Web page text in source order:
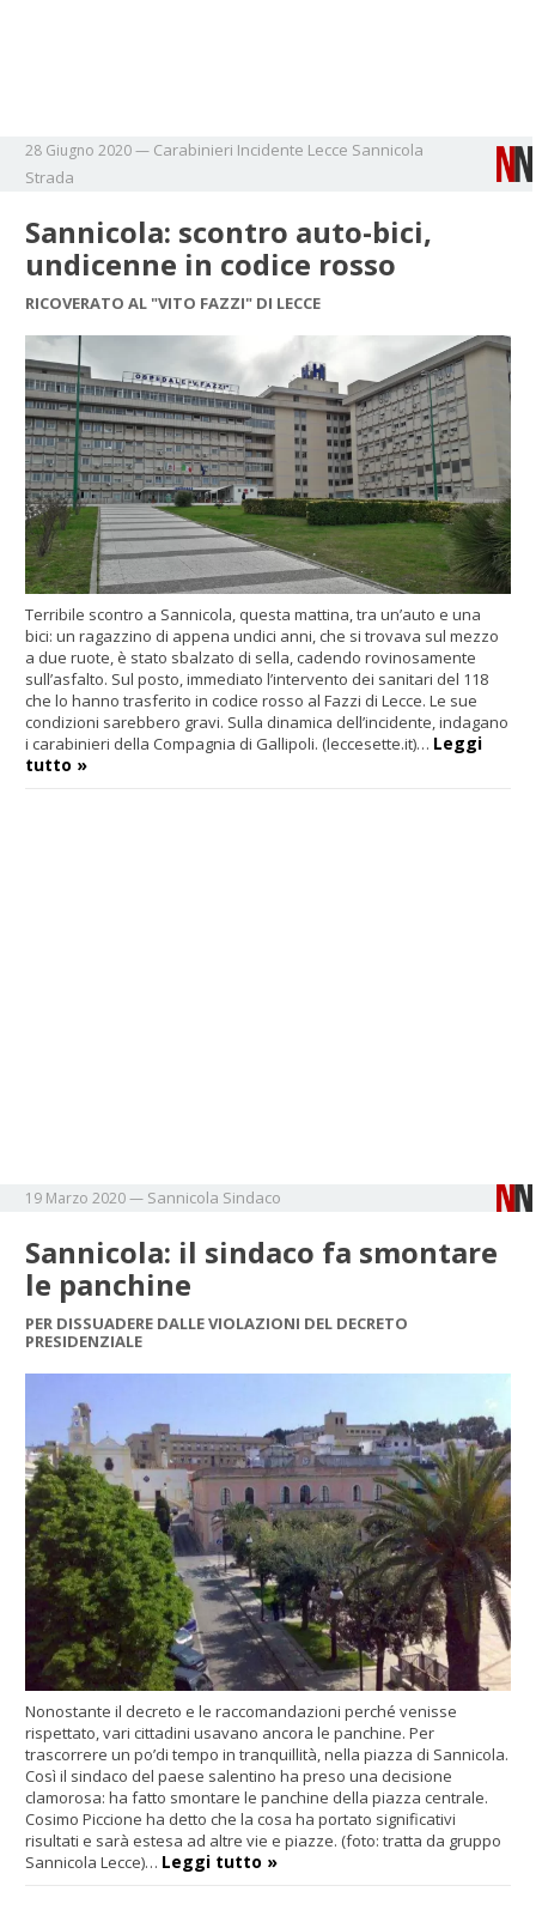
28 Giugno 2020— Carabinieri Incidente Lecce Sannicola
Strada
Sannicola: scontro auto-bici,
undicenne in codice rosso
RICOVERATO AL "VITO FAZZI" DI LECCE
Terribile scontro a Sannicola, questa mattina, tra un’auto e una
bici: un ragazzino di appena undici anni, che si trovava sul mezzo
a due ruote, è stato sbalzato di sella, cadendo rovinosamente
sull’asfalto. Sul posto, immediato l’intervento dei sanitari del 118
che lo hanno trasferito in codice rosso al Fazzi di Lecce. Le sue
condizioni sarebbero gravi. Sulla dinamica dell’incidente, indagano
i carabinieri della Compagnia di Gallipoli. (leccesette.it)… Leggi
tutto »
19 Marzo 2020— Sannicola Sindaco
Sannicola: il sindaco fa smontare
le panchine
PER DISSUADERE DALLE VIOLAZIONI DEL DECRETO
PRESIDENZIALE
Nonostante il decreto e le raccomandazioni perché venisse
rispettato, vari cittadini usavano ancora le panchine. Per
trascorrere un po’di tempo in tranquillità, nella piazza di Sannicola.
Così il sindaco del paese salentino ha preso una decisione
clamorosa: ha fatto smontare le panchine della piazza centrale.
Cosimo Piccione ha detto che la cosa ha portato significativi
risultati e sarà estesa ad altre vie e piazze. (foto: tratta da gruppo
Sannicola Lecce)… Leggi tutto »